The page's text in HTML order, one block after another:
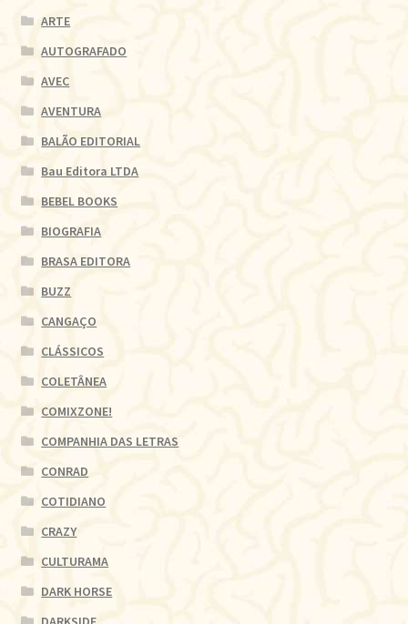
ARTE
AUTOGRAFADO
AVEC
AVENTURA
BALÃO EDITORIAL
Bau Editora LTDA
BEBEL BOOKS
BIOGRAFIA
BRASA EDITORA
BUZZ
CANGAÇO
CLÁSSICOS
COLETÂNEA
COMIXZONE!
COMPANHIA DAS LETRAS
CONRAD
COTIDIANO
CRAZY
CULTURAMA
DARK HORSE